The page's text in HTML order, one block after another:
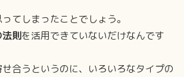
てしまったことでしょう。
則を活用できていないだけなんです
合うというのに、いろいろなタイプの